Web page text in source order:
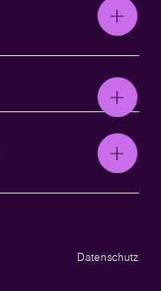
Datenschutz